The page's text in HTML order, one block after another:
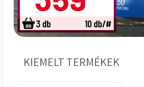
KIEMELT TERMÉKEK